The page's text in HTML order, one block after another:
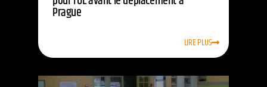
Prague
LIRE PLUS